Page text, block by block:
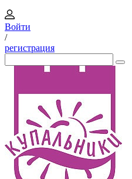
Войти
/
регистрация